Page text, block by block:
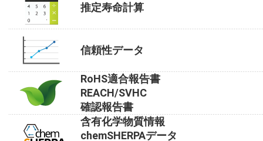
推定寿命計算
信頼性データ
RoHS適合報告書
REACH/SVHC
確認報告書
含有化学物質情報
chemSHERPAデータ